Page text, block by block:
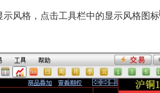
风格，点击工具栏中的显示风格图标